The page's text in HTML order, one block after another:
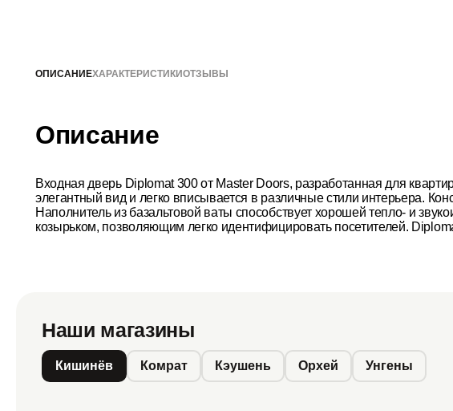
ОПИСАНИЕХАРАКТЕРИСТИКИОТЗЫВЫ
Описание
Входная дверь Diplomat 300 от Master Doors, разработанная для
элегантный вид и легко вписывается в различные стили интерьера.
Наполнитель из базальтовой ваты способствует хорошей тепло- и
козырьком, позволяющим легко идентифицировать посетителей.
Наши магазины
Кишинёв Комрат Кэушень Орхей Унгены